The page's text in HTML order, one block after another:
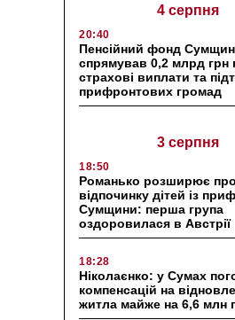
4 серпня
20:40
Пенсійний фонд
спрямував 0,2 млрд грн
страхові виплати та
прифронтових громад
3 серпня
18:50
Романько розширює
відпочинку дітей із
Сумщини: перша група
оздоровилася в Австрії
18:28
Ніколаєнко: у Сумах
компенсацій на
житла майже на 6,6 млн